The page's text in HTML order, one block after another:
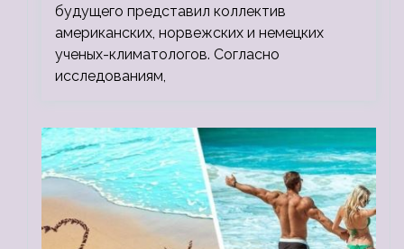
будущего представил коллектив
американских, норвежских и немецких
ученых-климатологов. Согласно
исследованиям,